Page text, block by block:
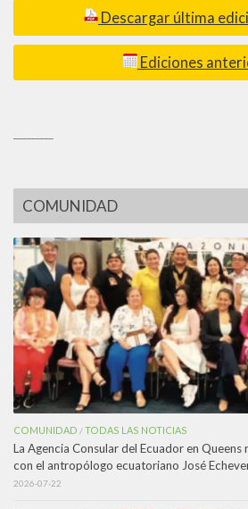
Descargar última
Ediciones
COMUNIDAD
COMUNIDAD /TODAS LAS NOTICIAS
La Agencia Consular del Ecuador en
con el antropólogo ecuatoriano José
2026-07-22